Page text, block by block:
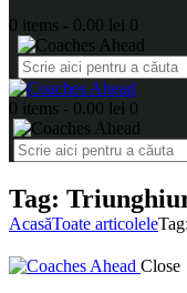
0 items - 0.00 lei 0
0 items - 0.00 lei 0
Tag:
AcasăToate articolele
Close